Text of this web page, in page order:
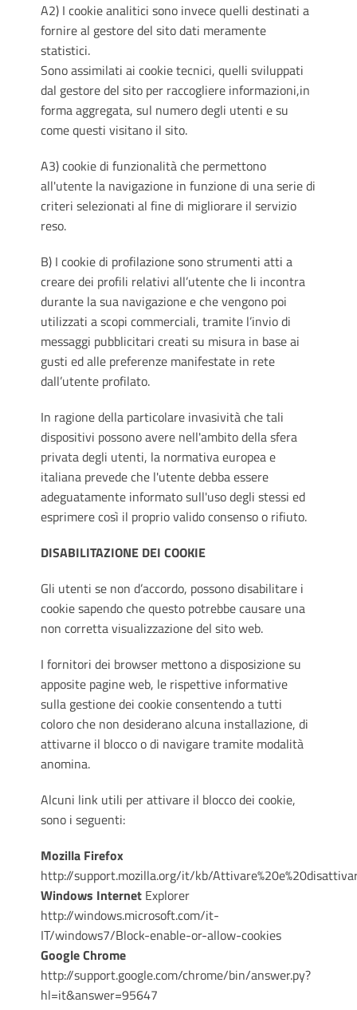
A2) I cookie analitici sono invece quelli destinati a
fornire al gestore del sito dati meramente
statistici.
Sono assimilati ai cookie tecnici, quelli sviluppati
dal gestore del sito per raccogliere informazioni,in
forma aggregata, sul numero degli utenti e su
come questi visitano il sito.
A3) cookie di funzionalità che permettono
all'utente la navigazione in funzione di una serie di
criteri selezionati al fine di migliorare il servizio
reso.
B) I cookie di profilazione sono strumenti atti a
creare dei profili relativi all’utente che li incontra
durante la sua navigazione e che vengono poi
utilizzati a scopi commerciali, tramite l’invio di
messaggi pubblicitari creati su misura in base ai
gusti ed alle preferenze manifestate in rete
dall’utente profilato.
In ragione della particolare invasività che tali
dispositivi possono avere nell'ambito della sfera
privata degli utenti, la normativa europea e
italiana prevede che l'utente debba essere
adeguatamente informato sull'uso degli stessi ed
esprimere così il proprio valido consenso o rifiuto.
DISABILITAZIONE DEI COOKIE
Gli utenti se non d’accordo, possono disabilitare i
cookie sapendo che questo potrebbe causare una
non corretta visualizzazione del sito web.
I fornitori dei browser mettono a disposizione su
apposite pagine web, le rispettive informative
sulla gestione dei cookie consentendo a tutti
coloro che non desiderano alcuna installazione, di
attivarne il blocco o di navigare tramite modalità
anomina.
Alcuni link utili per attivare il blocco dei cookie,
sono i seguenti:
Mozilla Firefox
http://support.mozilla.org/it/kb/
Windows Internet Explorer
http://windows.microsoft.com/it-
IT/windows7/Block-enable-or-allow-cookies
Google Chrome
http://support.google.com/chrome/bin/answer.py?
hl=it&answer=95647